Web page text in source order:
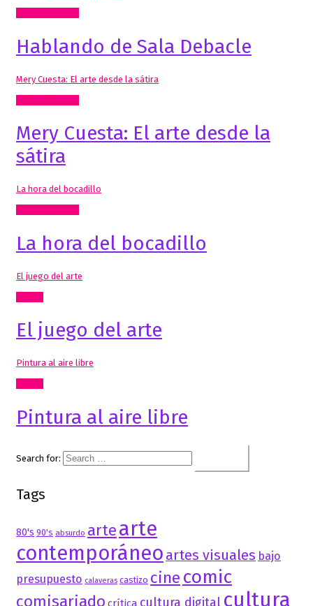
Hablando de Sala Debacle
Mery Cuesta: El arte desde la sátira
Mery Cuesta: El arte desde la
sátira
La hora del bocadillo
La hora del bocadillo
El juego del arte
El juego del arte
Pintura al aire libre
Pintura al aire libre
Search for:
Tags
80's 90's absurdo artearte
contemporáneo artes visuales bajo
presupuesto calaveras castizo cine comic
comisariado crítica cultura digital cultura